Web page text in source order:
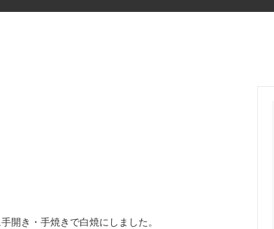
セット
浜名湖うなぎ白焼と腕自鰻シ
が含まれる商品
開き・手焼きで白焼にしました。